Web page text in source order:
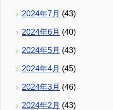
2024年7月 (43)
2024年6月 (40)
2024年5月 (43)
2024年4月 (45)
2024年3月 (46)
2024年2月 (43)